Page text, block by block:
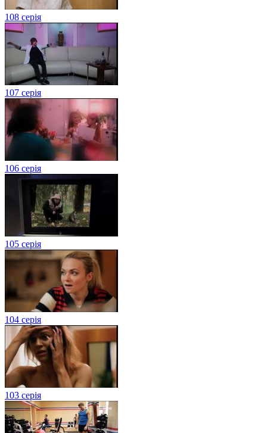
108 серія
107 серія
106 серія
105 серія
104 серія
103 серія